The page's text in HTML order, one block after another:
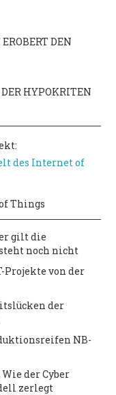
DEN
HYPOKRITEN
Things
gilt die
noch nicht
Projekte von der
der
NB-
der Cyber
zerlegt